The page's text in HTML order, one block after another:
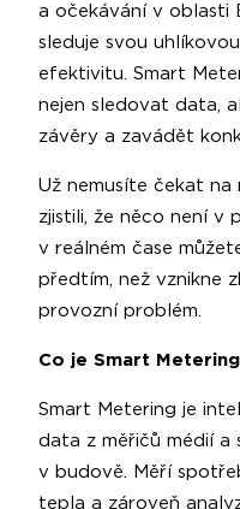
a očekávání v oblasti
sleduje svou
efektivitu. Smart
nejen sledovat data,
závěry a zavádět
Už nemusíte čekat
zjistili, že něco není v
v reálném čase
předtím, než vznikne
provozní problém.
Co je Smart
Smart Metering je
data z měřičů médií a
v budově. Měří
tepla a zároveň